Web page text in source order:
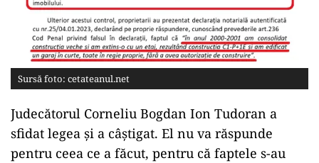
Sursă foto: cetateanul.net
Judecătorul Corneliu Bogdan Ion Tudoran a
sfidat legea și a câștigat. El nu va răspunde
pentru ceea ce a făcut, pentru că faptele s-au